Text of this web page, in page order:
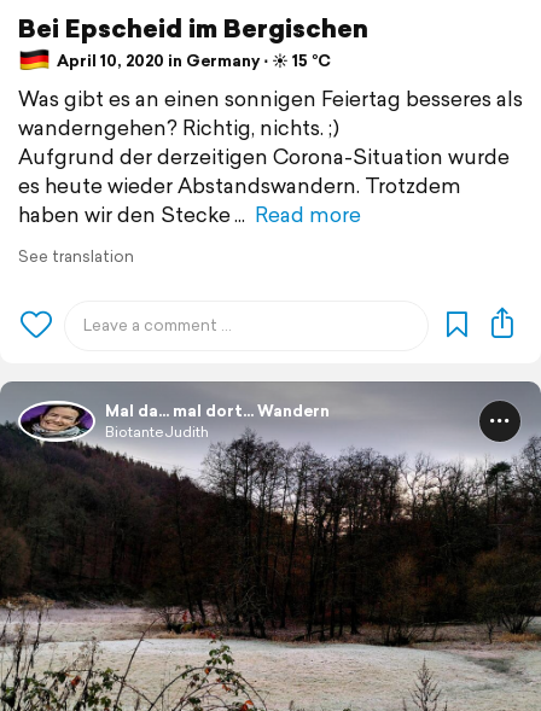
Bei Epscheid im Bergischen
April 10, 2020 in Germany ⋅ ☀️ 15 °C
Was gibt es an einen sonnigen Feiertag besseres als
wanderngehen? Richtig, nichts. ;)
Aufgrund der derzeitigen Corona-Situation wurde
es heute wieder Abstandswandern. Trotzdem
haben wir den Stecke
Read more
See translation
Mal da... mal dort... Wandern
BiotanteJudith